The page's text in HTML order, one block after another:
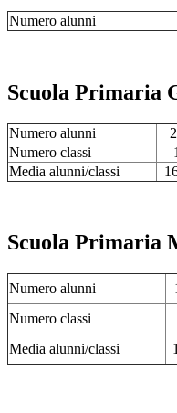
Numero alunni
Scuola Primaria
Numero alunni
Numero classi
Media alunni/classi
Scuola Primaria
Numero alunni
Numero classi
Media alunni/classi